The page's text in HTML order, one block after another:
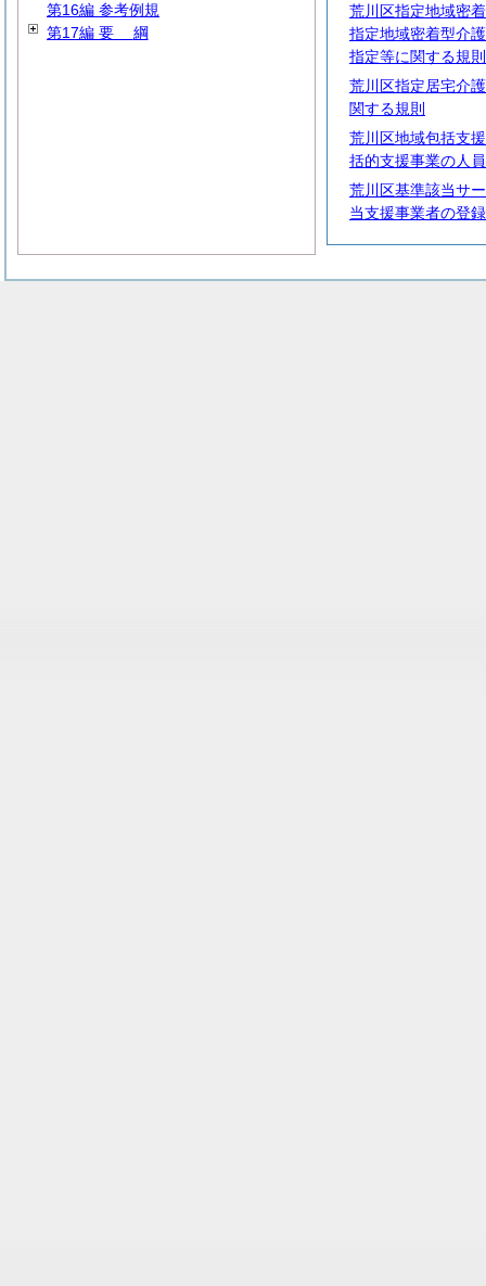
荒川区指定地域密
指定地域密着型介
指定等に関する規則
荒川区指定居宅介
関する規則
荒川区地域包括支
括的支援事業の人
荒川区基準該当サ
当支援事業者の登
第16編 参考例規
第17編 要 綱